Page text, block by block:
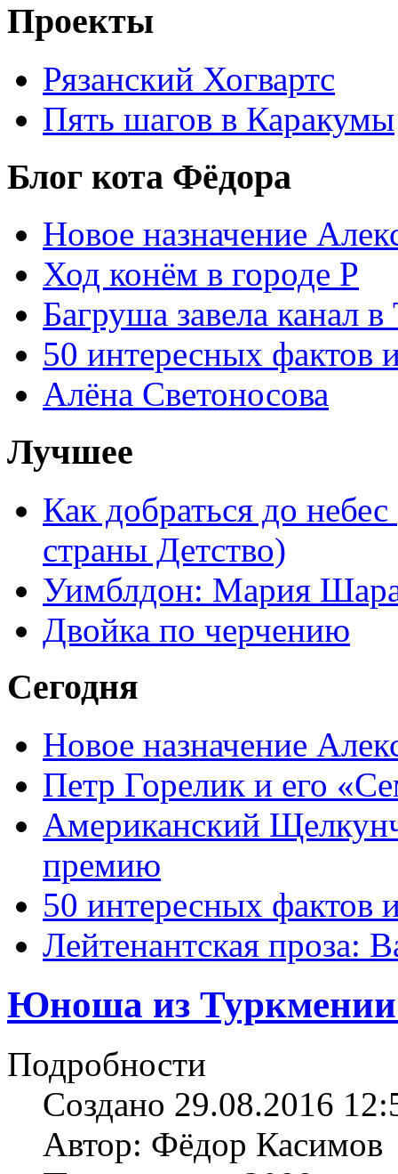
Проекты
Рязанский Хогвартс
Пять шагов в Каракумы
Блог кота Фёдора
Новое назначение
Ход конём в городе Р
Багруша завела канал в
50 интересных фактов
Алёна Светоносова
Лучшее
Как добраться до
страны Детство)
Уимблдон: Мария
Двойка по черчению
Сегодня
Новое назначение
Петр Горелик и его
Американский
премию
50 интересных фактов
Лейтенантская проза:
Юноша из
Подробности
Создано 29.08.2016
Автор: Фёдор Касимов